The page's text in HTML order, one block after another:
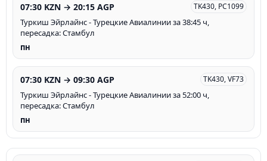
07:30 KZN → 20:15 AGP TK430, PC1099
Туркиш Эйрлайнс - Турецкие Авиалинии за 38:45 ч,
пересадка: Стамбул
пн
07:30 KZN → 09:30 AGP TK430, VF73
Туркиш Эйрлайнс - Турецкие Авиалинии за 52:00 ч,
пересадка: Стамбул
пн